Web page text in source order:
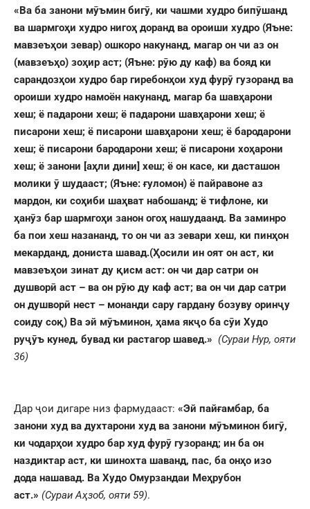
«Ва ба занони мӯъмин бигӯ, ки чашми худро бипӯшанд
ва шармгоҳи худро нигоҳ доранд ва ороиши худро (Яъне:
мавзеъҳои зевар) ошкоро накунанд, магар он чи аз он
(мавзеъҳо) зоҳир аст; (Яъне: рӯю ду каф) ва бояд ки
сарандозҳои худро бар гиребонҳои худ фурӯ гузоранд ва
ороиши худро намоён накунанд, магар ба шавҳарони
хеш; ё падарони хеш; ё падарони шавҳарони хеш; ё
писарони хеш; ё писарони шавҳарони хеш; ё бародарони
хеш; ё писарони бародарони хеш; ё писарони хоҳарони
хеш; ё занони [аҳли дини] хеш; ё он касе, ки дасташон
молики ӯ шудааст; (Яъне: ғуломон) ё пайравоне аз
мардон, ки соҳиби шаҳват набошанд; ё тифлоне, ки
ҳанӯз бар шармгоҳи занон огоҳ нашудаанд. Ва заминро
ба пои хеш назананд, то он чи аз зевари хеш, ки пинҳон
мекарданд, дониста шавад.(Ҳосили ин оят он аст, ки
мавзеъҳои зинат ду қисм аст: он чи дар сатри он
душворӣ аст – ва он рӯю ду каф аст; ва он чи дар сатри
он душворӣ нест – монанди сару гардану бозуву оринҷу
соиду соқ) Ва эй мӯъминон, ҳама якҷо ба сӯи Худо
руҷӯъ кунед, бувад ки растагор шавед.» (Сураи Нур, ояти
36)
Дар ҷои дигаре низ фармудааст: «Эй пайғамбар, ба
занони худ ва духтарони худ ва занони мӯъминон бигӯ,
ки чодарҳои худро бар худ фурӯ гузоранд; ин ба он
наздиктар аст, ки шинохта шаванд, пас, ба онҳо изо
дода нашавад. Ва Худо Омурзандаи Меҳрубон
аст.» (Сураи Аҳзоб, ояти 59).